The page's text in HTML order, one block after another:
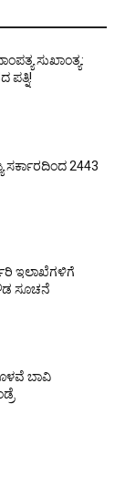
ಸುಖಾಂತ್ಯ:
ಸರ್ಕಾರದಿಂದ 2443
ಇಲಾಖೆಗಳಿಗೆ
ಸೂಚನೆ
ಬಾವಿ